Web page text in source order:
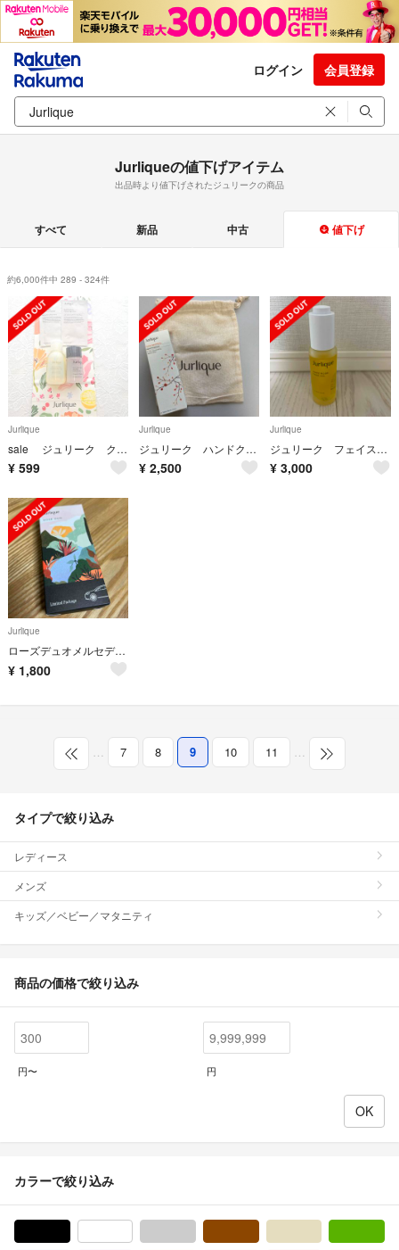
ログイン 会員登録
Jurliqueの値下げアイテム
出品時より値下げされたジュリークの商品
すべて 新品 中古 値下げ
約6,000件中 289 - 324件
Jurlique
sale ジュリーク クレンジング ローション クレンザー ウォーターエッセン
¥ 599
Jurlique
ジュリーク ハンドクリーム
¥ 2,500
Jurlique
ジュリーク フェイスオイル 30ml
¥ 3,000
Jurlique
ローズデュオメルセデスベンツ特別パッケージ
¥ 1,800
… 7 8 9 10 11 …
タイプで絞り込み
レディース
メンズ
キッズ／ベビー／マタニティ
商品の価格で絞り込み
円〜 円
カラーで絞り込み